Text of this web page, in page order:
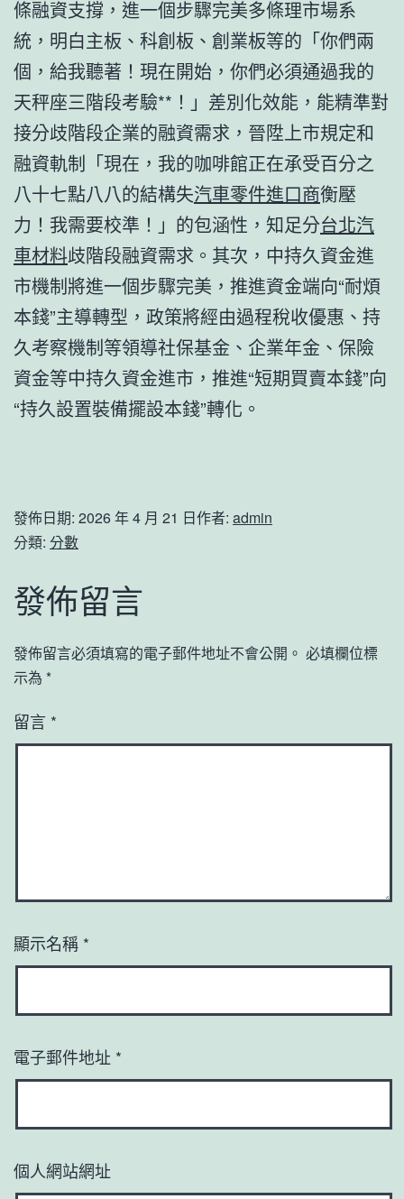
條融資支撐，進一個步驟完美多條理市場系
統，明白主板、科創板、創業板等的「你們兩
個，給我聽著！現在開始，你們必須通過我的
天秤座三階段考驗**！」差別化效能，能精準對
接分歧階段企業的融資需求，晉陞上市規定和
融資軌制「現在，我的咖啡館正在承受百分之
八十七點八八的結構失汽車零件進口商衡壓
力！我需要校準！」的包涵性，知足分台北汽
車材料歧階段融資需求。其次，中持久資金進
市機制將進一個步驟完美，推進資金端向“耐煩
本錢”主導轉型，政策將經由過程稅收優惠、持
久考察機制等領導社保基金、企業年金、保險
資金等中持久資金進市，推進“短期買賣本錢”向
“持久設置裝備擺設本錢”轉化。
發佈日期: 2026 年 4 月 21 日作者: admin
分類: 分數
發佈留言
發佈留言必須填寫的電子郵件地址不會公開。 必填欄位標
示為 *
留言 *
顯示名稱 *
電子郵件地址 *
個人網站網址